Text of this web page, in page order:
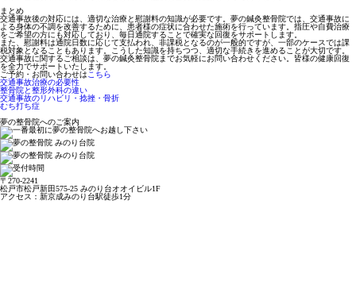
まとめ
交通事故後の対応には、適切な治療と慰謝料の知識が必要です。夢の鍼灸整骨院では、交通事故に
よる身体の不調を改善するために、患者様の症状に合わせた施術を行っています。指圧や自費治療
をご希望の方にも対応しており、毎日通院することで確実な回復をサポートします。
また、慰謝料は通院日数に応じて支払われ、非課税となるのが一般的ですが、一部のケースでは課
税対象となることもあります。こうした知識を持ちつつ、適切な手続きを進めることが大切です。
交通事故に関するご相談は、夢の鍼灸整骨院までお気軽にお問い合わせください。皆様の健康回復
を全力でサポートいたします。
ご予約・お問い合わせは こちら
交通事故治療の必要性
整骨院と整形外科の違い
交通事故のリハビリ・捻挫・骨折
むち打ち症
夢の整骨院へのご案内
〒270-2241
松戸市松戸新田575-25 みのり台オオイビル1F
アクセス：新京成みのり台駅徒歩1分